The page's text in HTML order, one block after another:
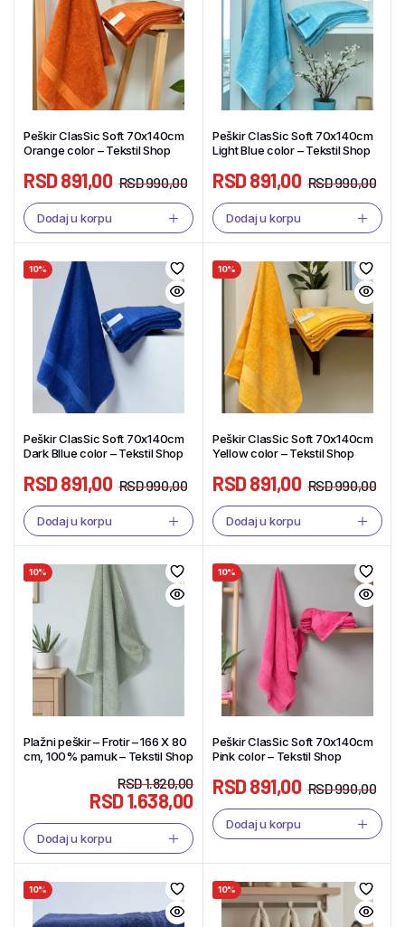
Peškir ClasSic Soft 70x140cm
Orange color – Tekstil Shop
RSD990,00
RSD891,00
Dodaj u korpu
Peškir ClasSic Soft 70x140cm
Light Blue color – Tekstil Shop
RSD990,00
RSD891,00
Dodaj u korpu
10%
Peškir ClasSic Soft 70x140cm
Dark Bllue color – Tekstil Shop
RSD990,00
RSD891,00
Dodaj u korpu
10%
Peškir ClasSic Soft 70x140cm
Yellow color – Tekstil Shop
RSD990,00
RSD891,00
Dodaj u korpu
10%
Plažni peškir – Frotir – 166 X 80
cm, 100% pamuk – Tekstil Shop
RSD1.820,00
RSD1.638,00
Dodaj u korpu
10%
Peškir ClasSic Soft 70x140cm
Pink color – Tekstil Shop
RSD990,00
RSD891,00
Dodaj u korpu
10% 10%